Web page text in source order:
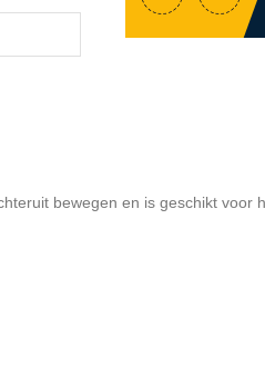
bewegen en is geschikt voor